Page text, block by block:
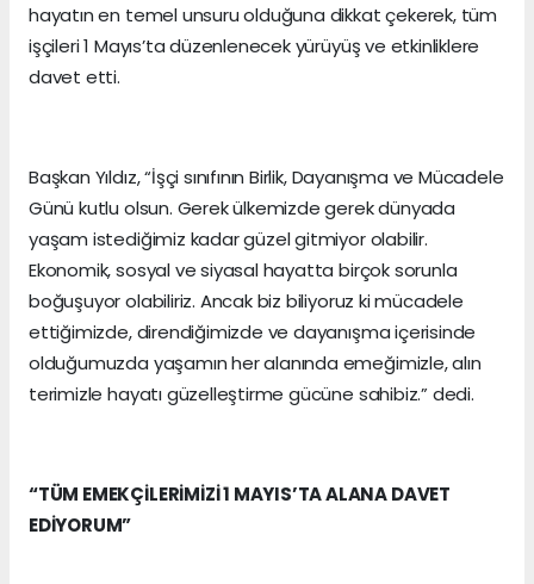
hayatın en temel unsuru olduğuna dikkat çekerek, tüm
işçileri 1 Mayıs’ta düzenlenecek yürüyüş ve etkinliklere
davet etti.
Başkan Yıldız, “İşçi sınıfının Birlik, Dayanışma ve Mücadele
Günü kutlu olsun. Gerek ülkemizde gerek dünyada
yaşam istediğimiz kadar güzel gitmiyor olabilir.
Ekonomik, sosyal ve siyasal hayatta birçok sorunla
boğuşuyor olabiliriz. Ancak biz biliyoruz ki mücadele
ettiğimizde, direndiğimizde ve dayanışma içerisinde
olduğumuzda yaşamın her alanında emeğimizle, alın
terimizle hayatı güzelleştirme gücüne sahibiz.” dedi.
“TÜM EMEKÇİLERİMİZİ 1 MAYIS’TA ALANA DAVET
EDİYORUM”